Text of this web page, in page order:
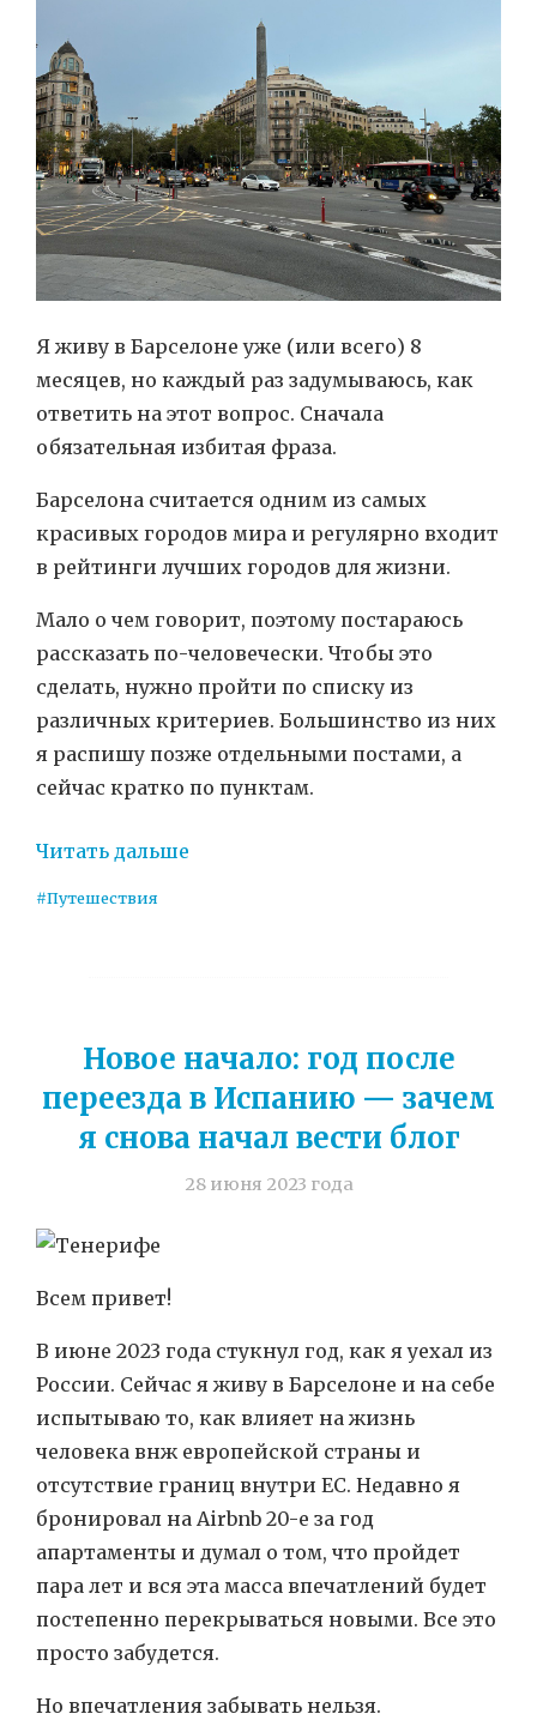
Я живу в Барселоне уже (или всего) 8
месяцев, но каждый раз задумываюсь, как
ответить на этот вопрос. Сначала
обязательная избитая фраза.
Барселона считается одним из самых
красивых городов мира и регулярно входит
в рейтинги лучших городов для жизни.
Мало о чем говорит, поэтому постараюсь
рассказать по-человечески. Чтобы это
сделать, нужно пройти по списку из
различных критериев. Большинство из них
я распишу позже отдельными постами, а
сейчас кратко по пунктам.
Читать дальше
#Путешествия
Новое начало: год после
переезда в Испанию — зачем
я снова начал вести блог
28 июня 2023 года
Всем привет!
В июне 2023 года стукнул год, как я уехал из
России. Сейчас я живу в Барселоне и на себе
испытываю то, как влияет на жизнь
человека внж европейской страны и
отсутствие границ внутри ЕС. Недавно я
бронировал на Airbnb 20-е за год
апартаменты и думал о том, что пройдет
пара лет и вся эта масса впечатлений будет
постепенно перекрываться новыми. Все это
просто забудется.
Но впечатления забывать нельзя.